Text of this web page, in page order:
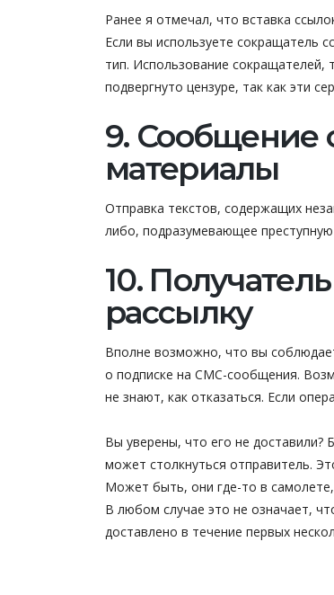
Ранее я отмечал, что вставка
Если вы используете сокращатель
тип. Использование сокращателей,
подвергнуто цензуре, так как эти
9. Сообщение
материалы
Отправка текстов, содержащих
либо, подразумевающее
10.
рассылку
Вполне возможно, что вы
о подписке на СМС-сообщения.
не знают, как отказаться. Если
Вы уверены, что его не
может столкнуться отправитель.
Может быть, они где-то в
В любом случае это не означает,
доставлено в течение первых